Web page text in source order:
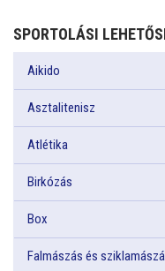
SPORTOLÁSI
Aikido
Asztalitenisz
Atlétika
Birkózás
Box
Falmászás és